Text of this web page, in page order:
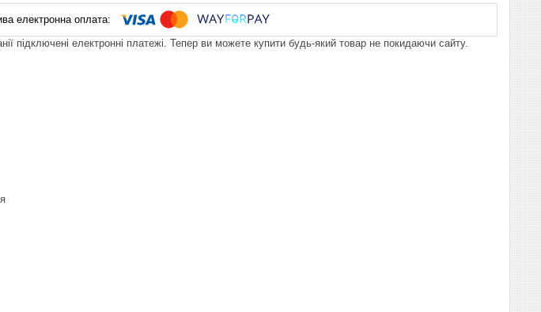
підключені електронні платежі. Тепер ви можете купити будь-який товар не покидаючи сайту.